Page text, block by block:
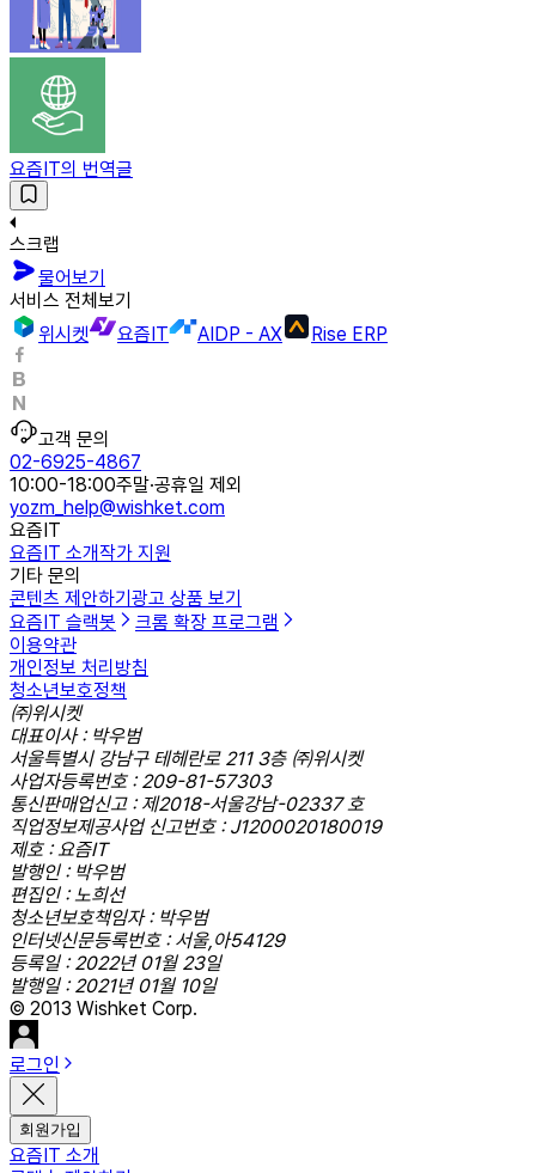
요즘IT의 번역글
스크랩
물어보기
서비스 전체보기
위시켓
요즘IT AIDP - AX Rise ERP
고객 문의
02-6925-4867
10:00-18:00주말·공휴일 제외
yozm_help@wishket.com
요즘IT
요즘IT 소개작가 지원
기타 문의
콘텐츠 제안하기광고 상품 보기
요즘IT 슬랙봇
크롬 확장 프로그램
이용약관
개인정보 처리방침
청소년보호정책
㈜위시켓
대표이사 : 박우범
서울특별시 강남구 테헤란로 211 3층 ㈜위시켓
사업자등록번호 : 209-81-57303
통신판매업신고 : 제2018-서울강남-02337 호
직업정보제공사업 신고번호 : J1200020180019
제호 : 요즘IT
발행인 : 박우범
편집인 : 노희선
청소년보호책임자 : 박우범
인터넷신문등록번호 : 서울,아54129
등록일 : 2022년 01월 23일
발행일 : 2021년 01월 10일
© 2013 Wishket Corp.
로그인
회원가입
요즘IT 소개